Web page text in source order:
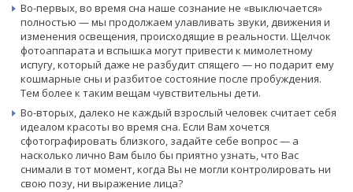
Во-первых, во время сна наше сознание не «выключается»
полностью — мы продолжаем улавливать звуки, движения и
изменения освещения, происходящие в реальности. Щелчок
фотоаппарата и вспышка могут привести к мимолетному
испугу, который даже не разбудит спящего — но подарит ему
кошмарные сны и разбитое состояние после пробуждения.
Тем более к таким вещам чувствительны дети.
Во-вторых, далеко не каждый взрослый человек считает себя
идеалом красоты во время сна. Если Вам хочется
сфотографировать близкого, задайте себе вопрос — а
насколько лично Вам было бы приятно узнать, что Вас
снимали в тот момент, когда Вы не могли контролировать ни
свою позу, ни выражение лица?